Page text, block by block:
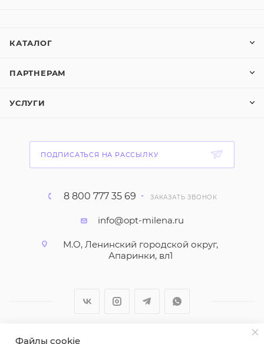
КАТАЛОГ
ПАРТНЕРАМ
УСЛУГИ
ПОДПИСАТЬСЯ НА РАССЫЛКУ
8 800 777 35 69 ЗАКАЗАТЬ ЗВОНОК
info@opt-milena.ru
М.О, Ленинский городской округ,
Апаринки, вл1
Файлы cookie